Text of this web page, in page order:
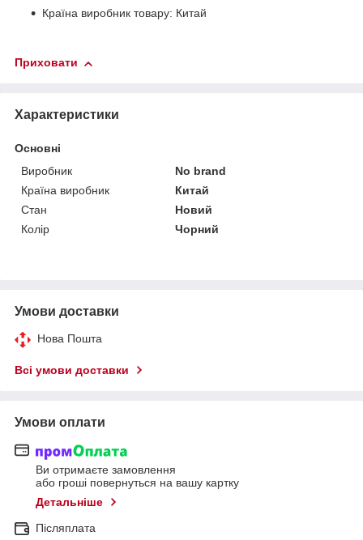
Країна виробник товару: Китай
Приховати
Характеристики
Основні
Виробник
No brand
Країна виробник
Китай
Стан
Новий
Колір
Чорний
Умови доставки
Нова Пошта
Всі умови доставки
Умови оплати
Ви отримаєте замовлення
або гроші повернуться на вашу картку
Детальніше
Післяплата